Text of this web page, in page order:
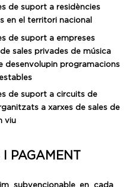
de suport a residències
en el territori nacional
de suport a empreses
sales privades de música
desenvolupin programacions
de suport a circuits de
a xarxes de sales de
viu
I PAGAMENT